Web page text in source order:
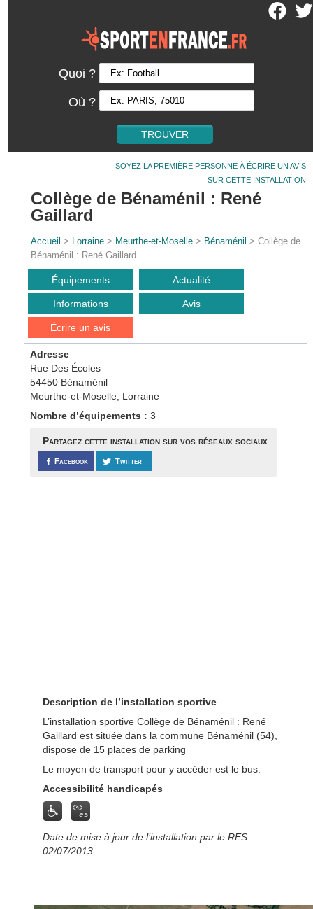
Quoi ?
Où ?
SOYEZ LA PREMIÈRE PERSONNE À ÉCRIRE UN AVIS
SUR CETTE INSTALLATION
Collège de Bénaménil : René
Gaillard
Accueil > Lorraine > Meurthe-et-Moselle > Bénaménil > Collège de
Bénaménil : René Gaillard
Équipements Actualité
Informations Avis
Écrire un avis
Adresse
Rue Des Écoles
54450 Bénaménil
Meurthe-et-Moselle, Lorraine
Nombre d’équipements :3
Partagez cette installation sur vos réseaux sociaux
Facebook Twitter
Description de l’installation sportive
L’installation sportive Collège de Bénaménil : René
Gaillard est située dans la commune Bénaménil (54),
dispose de 15 places de parking
Le moyen de transport pour y accéder est le bus.
Accessibilité handicapés
Date de mise à jour de l’installation par le RES :
02/07/2013